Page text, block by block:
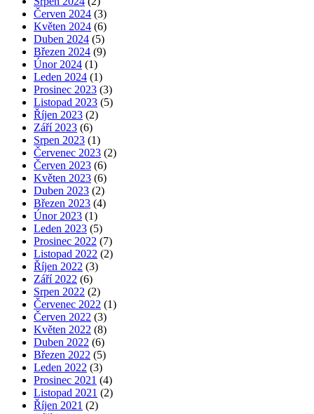
Červen 2024 (3)
Květen 2024 (6)
Duben 2024 (5)
Březen 2024 (9)
Únor 2024 (1)
Leden 2024 (1)
Prosinec 2023 (3)
Listopad 2023 (5)
Říjen 2023 (2)
Září 2023 (6)
Srpen 2023 (1)
Červenec 2023 (2)
Červen 2023 (6)
Květen 2023 (6)
Duben 2023 (2)
Březen 2023 (4)
Únor 2023 (1)
Leden 2023 (5)
Prosinec 2022 (7)
Listopad 2022 (2)
Říjen 2022 (3)
Září 2022 (6)
Srpen 2022 (2)
Červenec 2022 (1)
Červen 2022 (3)
Květen 2022 (8)
Duben 2022 (6)
Březen 2022 (5)
Leden 2022 (3)
Prosinec 2021 (4)
Listopad 2021 (2)
Říjen 2021 (2)